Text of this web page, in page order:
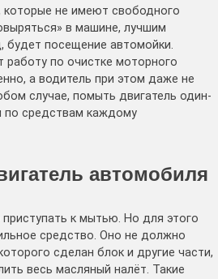
не имеют свободного
в машине, лучшим
будет посещение автомойки.
по очистке моторного
а водитель при этом даже не
случае, помыть двигатель один-
по средствам каждому
автомобиля
к мытью. Но для этого
средство. Оно не должно
сделан блок и другие части,
весь масляный налёт. Такие